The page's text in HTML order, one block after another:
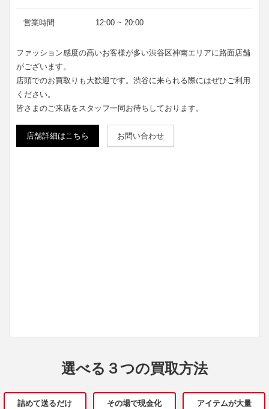
営業時間 12:00 ~ 20:00
ファッション感度の高いお客様が多い渋谷区神南エリアに路面店舗
がございます。
店頭でのお買取りも大歓迎です。渋谷に来られる際にはぜひご利用
ください。
皆さまのご来店をスタッフ一同お待ちしております。
店舗詳細はこちら お問い合わせ
選べる３つの買取方法
詰めて送るだけ その場で現金化 アイテムが大量